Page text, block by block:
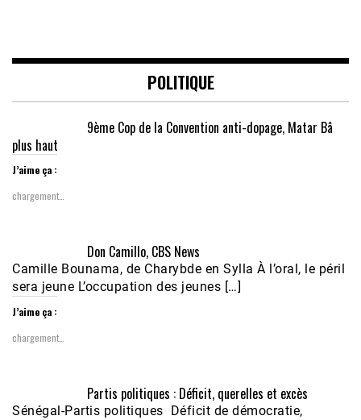
POLITIQUE
9ème Cop de la Convention anti-dopage, Matar Bâ
plus haut
J’aime ça :
chargement…
Don Camillo, CBS News
Camille Bounama, de Charybde en Sylla À l’oral, le péril
sera jeune L’occupation des jeunes […]
J’aime ça :
chargement…
Partis politiques : Déficit, querelles et excès
Sénégal-Partis politiques Déficit de démocratie,